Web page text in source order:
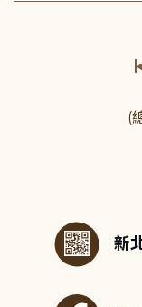
(
新